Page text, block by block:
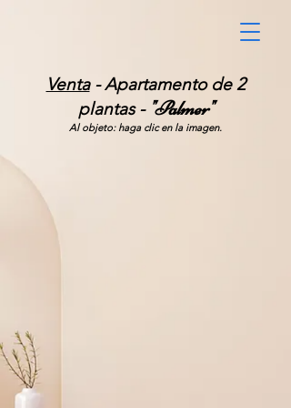
Venta- Apartamento de 2
plantas - "Palmer"
Al objeto: haga clic en la imagen.